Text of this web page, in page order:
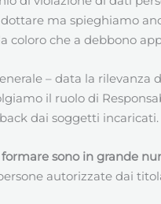
ma spieghiamo
coloro che a debbono
– data la
il ruolo di
dai soggetti incaricati.
sono in grande
autorizzate dai